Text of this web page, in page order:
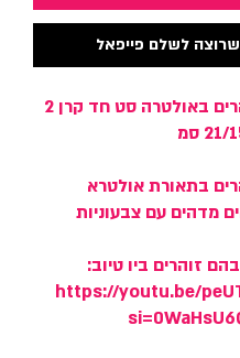
לשלם פייפאל
באולטרה סט חד קרן 2
בתאורת אולטרא
מדהים עם צבעוניות
זוהרים ביו טיוב:
https://youtu.be/